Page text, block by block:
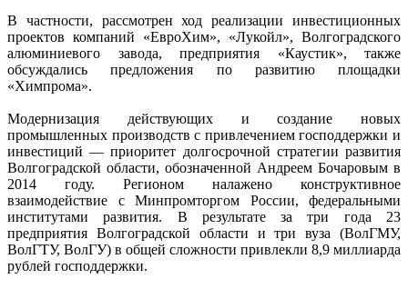
В частности, рассмотрен ход реализации инвестиционных
проектов компаний «ЕвроХим», «Лукойл», Волгоградского
алюминиевого завода, предприятия «Каустик», также
обсуждались предложения по развитию площадки
«Химпрома».
Модернизация действующих и создание новых
промышленных производств с привлечением господдержки и
инвестиций — приоритет долгосрочной стратегии развития
Волгоградской области, обозначенной Андреем Бочаровым в
2014 году. Регионом налажено конструктивное
взаимодействие с Минпромторгом России, федеральными
институтами развития. В результате за три года 23
предприятия Волгоградской области и три вуза (ВолГМУ,
ВолГТУ, ВолГУ) в общей сложности привлекли 8,9 миллиарда
рублей господдержки.